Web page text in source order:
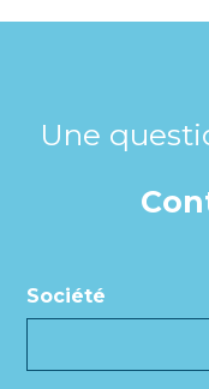
Une
Société